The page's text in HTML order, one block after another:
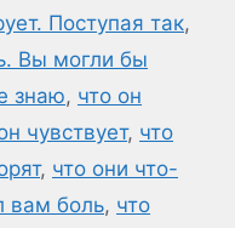
Поступая так,
Вы могли бы
знаю, что он
чувствует, что
, что они что-
вам боль, что